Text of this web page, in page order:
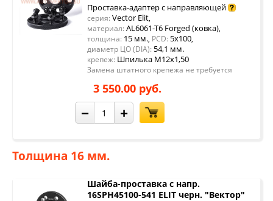
Проставка-адаптер с направляющей
серия: Vector Elit,
материал: AL6061-T6 Forged (ковка),
толщина: 15 мм., PCD: 5x100,
диаметр ЦО (DIA): 54,1 мм.
крепеж: Шпилька М12х1,50
Замена штатного крепежа не требуется
3 550.00 руб.
− +
Толщина 16 мм.
Шайба-проставка с напр.
16SPH45100-541 ELIT черн. "Вектор"